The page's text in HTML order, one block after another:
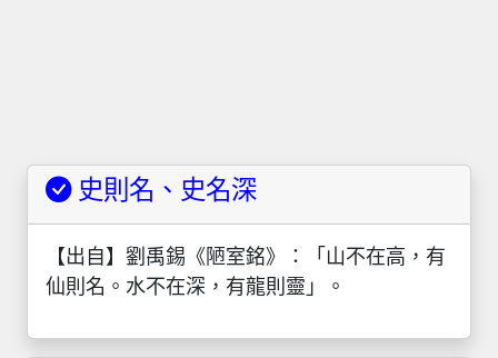
史則名、史名深
【出自】劉禹錫《陋室銘》：「山不在高，有
仙則名。水不在深，有龍則靈」。